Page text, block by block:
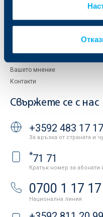
Вашето мнение
Контакти
Свържете се с нас
+3592 483 17 17
За връзка от страната и
*71 71
Кратък номер за
0700 1 17 17
Национална линия